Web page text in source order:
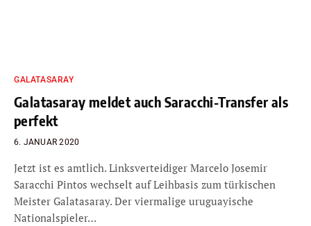
GALATASARAY
Galatasaray meldet auch Saracchi-Transfer als
perfekt
6. JANUAR 2020
Jetzt ist es amtlich. Linksverteidiger Marcelo Josemir
Saracchi Pintos wechselt auf Leihbasis zum türkischen
Meister Galatasaray. Der viermalige uruguayische
Nationalspieler…